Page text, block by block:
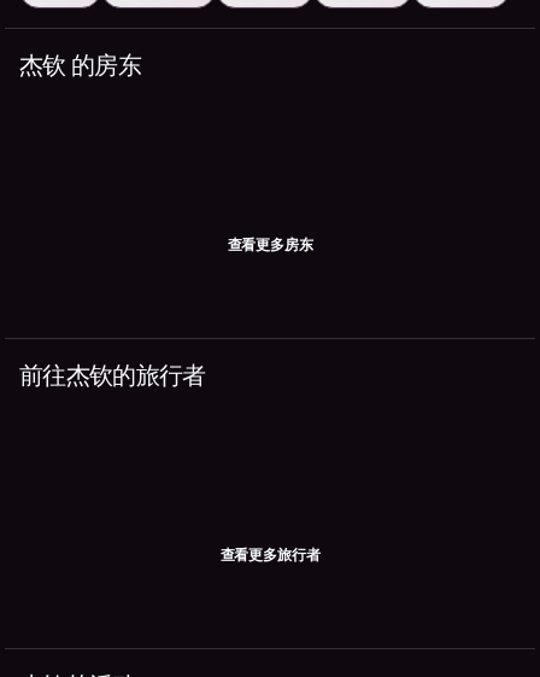
杰钦 的房东
查看更多房东
前往杰钦的旅行者
查看更多旅行者